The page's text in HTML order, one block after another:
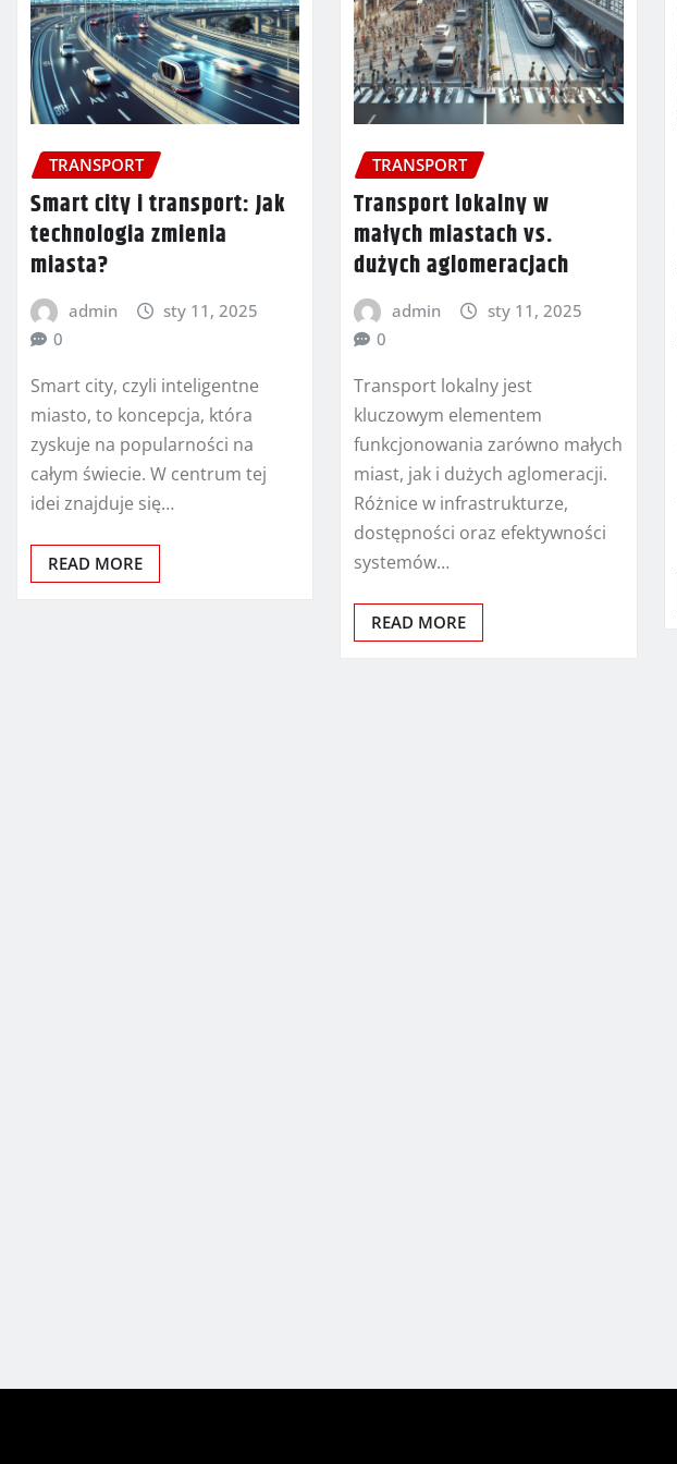
TRANSPORT
Smart city i transport: Jak
technologia zmienia
miasta?
admin
sty 11, 2025
0
Smart city, czyli inteligentne
miasto, to koncepcja, która
zyskuje na popularności na
całym świecie. W centrum tej
idei znajduje się…
READ MORE
TRANSPORT
Transport lokalny w
małych miastach vs.
dużych aglomeracjach
admin
sty 11, 2025
0
Transport lokalny jest
kluczowym elementem
funkcjonowania zarówno małych
miast, jak i dużych aglomeracji.
Różnice w infrastrukturze,
dostępności oraz efektywności
systemów…
READ MORE